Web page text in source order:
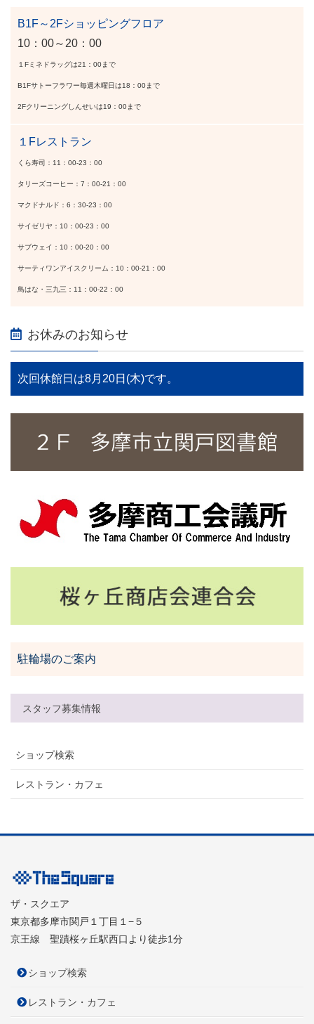
B1F～2Fショッピングフロア
10：00～20：00
１Fミネドラッグは21：00まで
B1Fサトーフラワー毎週木曜日は18：00まで
2Fクリーニングしんせいは19：00まで
１Fレストラン
くら寿司：11：00-23：00
タリーズコーヒー：7：00-21：00
マクドナルド：6：30-23：00
サイゼリヤ：10：00-23：00
サブウェイ：10：00-20：00
サーティワンアイスクリーム：10：00-21：00
鳥はな・三九三：11：00-22：00
お休みのお知らせ
次回休館日は8月20日(木)です。
駐輪場のご案内
スタッフ募集情報
ショップ検索
レストラン・カフェ
ザ・スクエア
東京都多摩市関戸１丁目１−５
京王線 聖蹟桜ヶ丘駅西口より徒歩1分
ショップ検索
レストラン・カフェ